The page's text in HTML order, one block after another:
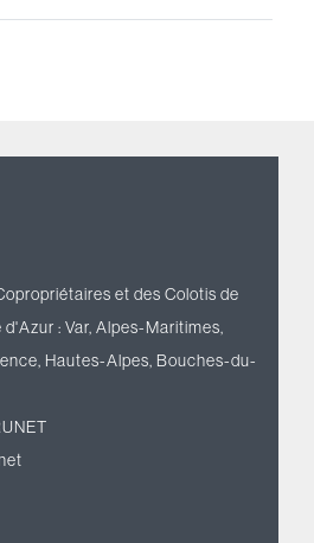
et des Colotis de
: Var, Alpes-Maritimes,
Hautes-Alpes, Bouches-du-
à Imprimerhoroscope love